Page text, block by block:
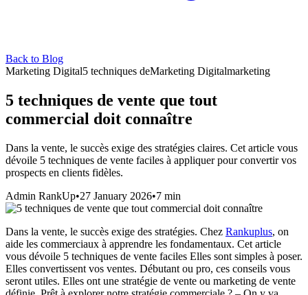
Back to Blog
Marketing Digital5 techniques deMarketing Digitalmarketing
5 techniques de vente que tout
commercial doit connaître
Dans la vente, le succès exige des stratégies claires. Cet article vous
dévoile 5 techniques de vente faciles à appliquer pour convertir vos
prospects en clients fidèles.
Admin RankUp•27 January 2026•7 min
Dans la vente, le succès exige des stratégies. Chez Rankuplus, on
aide les commerciaux à apprendre les fondamentaux. Cet article
vous dévoile 5 techniques de vente faciles Elles sont simples à poser.
Elles convertissent vos ventes. Débutant ou pro, ces conseils vous
seront utiles. Elles ont une stratégie de vente ou marketing de vente